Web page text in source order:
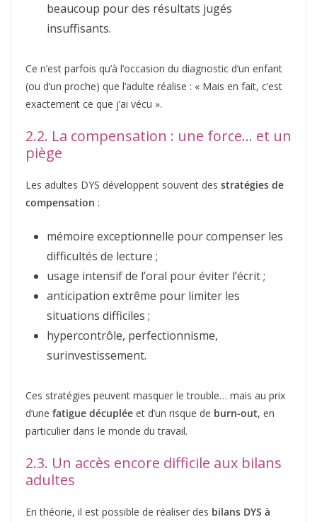
beaucoup pour des résultats jugés
insuffisants.
Ce n’est parfois qu’à l’occasion du diagnostic d’un enfant
(ou d’un proche) que l’adulte réalise : « Mais en fait, c’est
exactement ce que j’ai vécu ».
2.2. La compensation : une force… et un
piège
Les adultes DYS développent souvent des stratégies de
compensation :
mémoire exceptionnelle pour compenser les
difficultés de lecture ;
usage intensif de l’oral pour éviter l’écrit ;
anticipation extrême pour limiter les
situations difficiles ;
hypercontrôle, perfectionnisme,
surinvestissement.
Ces stratégies peuvent masquer le trouble… mais au prix
d’une fatigue décuplée et d’un risque de burn-out, en
particulier dans le monde du travail.
2.3. Un accès encore difficile aux bilans
adultes
En théorie, il est possible de réaliser des bilans DYS à